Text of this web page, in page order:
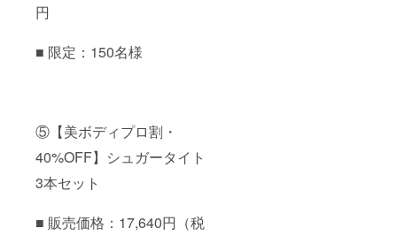
円
■ 限定：150名様
⑤【美ボディプロ割・
40%OFF】シュガータイト
3本セット
■ 販売価格：17,640円（税